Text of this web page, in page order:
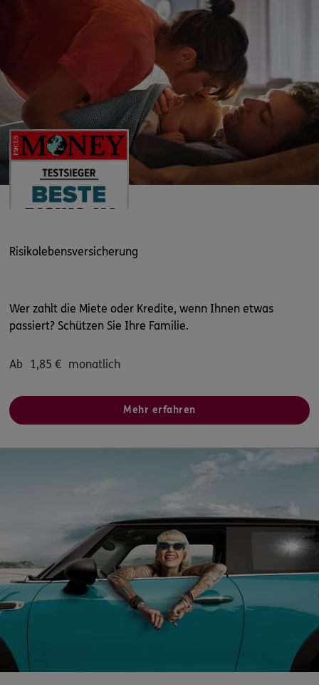
Risikolebensversicherung
Wer zahlt die Miete oder Kredite, wenn Ihnen etwas
passiert? Schützen Sie Ihre Familie.
Ab 1,85 € monatlich
Mehr erfahren